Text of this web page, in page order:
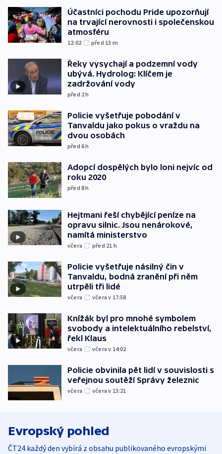
Účastníci pochodu Pride upozorňují
na trvající nerovnosti i společenskou
atmosféru
12:02 před 13 m
Řeky vysychají a podzemní vody
ubývá. Hydrolog: Klíčem je
zadržování vody
před 2h
Policie vyšetřuje pobodání v
Tanvaldu jako pokus o vraždu na
dvou osobách
před 6h
Adopcí dospělých bylo loni nejvíc od
roku 2020
před 8h
Hejtmani řeší chybějící peníze na
opravu silnic. Jsou nenárokové,
namítá ministerstvo
včera před 21 h
Policie vyšetřuje násilný čin v
Tanvaldu, bodná zranění při něm
utrpěli tři lidé
včera včera v 17:58
Knížák byl pro mnohé symbolem
svobody a intelektuálního rebelství,
řekl Klaus
včera včera v 14:02
Policie obvinila pět lidí v souvislosti s
veřejnou soutěží Správy železnic
včera včera v 13:21
Evropský pohled
ČT24 každý den vybírá z obsahu publikovaného evropskými